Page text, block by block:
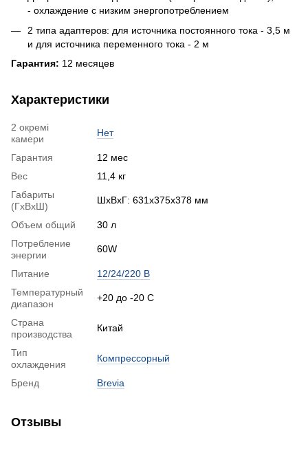
- охлаждение с низким энергопотреблением
2 типа адаптеров: для источника постоянного тока - 3,5 м
и для источника переменного тока - 2 м
Гарантия: 12 месяцев
Характеристики
2 окремі
камери
Нет
Гарантия
12 мес
Вес
11,4 кг
Габариты
(ГхВхШ)
ШхВхГ: 631x375x378 мм
Объем общий
30 л
Потребление
энергии
60W
Питание
12/24/220 В
Температурный
диапазон
+20 до -20 С
Страна
производства
Китай
Тип
охлаждения
Компрессорный
Бренд Brevia
Отзывы